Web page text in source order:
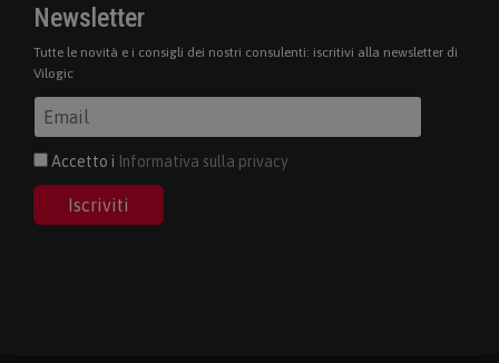
Newsletter
Tutte le novità e i consigli dei nostri consulenti: iscritivi alla newsletter di
Vilogic
Accetto i Informativa sulla privacy
Iscriviti